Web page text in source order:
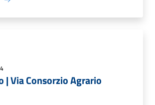
| Via Consorzio Agrario